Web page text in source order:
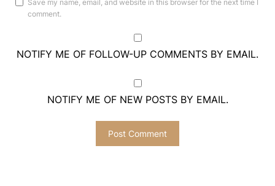
Save my name, email, and website in this browser for the next time I
comment.
NOTIFY ME OF FOLLOW-UP COMMENTS BY EMAIL.
NOTIFY ME OF NEW POSTS BY EMAIL.